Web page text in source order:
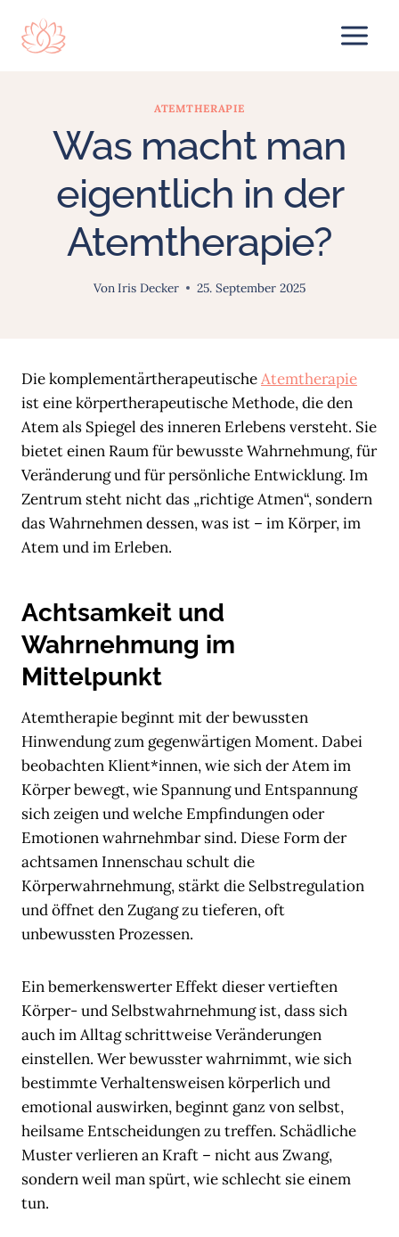
Inhalt
springen
ATEMTHERAPIE
Was macht man
eigentlich in der
Atemtherapie?
VonIris Decker 25. September 2025
Die komplementärtherapeutischeAtemtherapie
ist eine körpertherapeutische Methode, die den
Atem als Spiegel des inneren Erlebens versteht. Sie
bietet einen Raum für bewusste Wahrnehmung, für
Veränderung und für persönliche Entwicklung. Im
Zentrum steht nicht das „richtige Atmen“, sondern
das Wahrnehmen dessen, was ist – im Körper, im
Atem und im Erleben.
Achtsamkeit und
Wahrnehmung im
Mittelpunkt
Atemtherapie beginnt mit der bewussten
Hinwendung zum gegenwärtigen Moment. Dabei
beobachten Klient*innen, wie sich der Atem im
Körper bewegt, wie Spannung und Entspannung
sich zeigen und welche Empfindungen oder
Emotionen wahrnehmbar sind. Diese Form der
achtsamen Innenschau schult die
Körperwahrnehmung, stärkt die Selbstregulation
und öffnet den Zugang zu tieferen, oft
unbewussten Prozessen.
Ein bemerkenswerter Effekt dieser vertieften
Körper- und Selbstwahrnehmung ist, dass sich
auch im Alltag schrittweise Veränderungen
einstellen. Wer bewusster wahrnimmt, wie sich
bestimmte Verhaltensweisen körperlich und
emotional auswirken, beginnt ganz von selbst,
heilsame Entscheidungen zu treffen. Schädliche
Muster verlieren an Kraft – nicht aus Zwang,
sondern weil man spürt, wie schlecht sie einem
tun.